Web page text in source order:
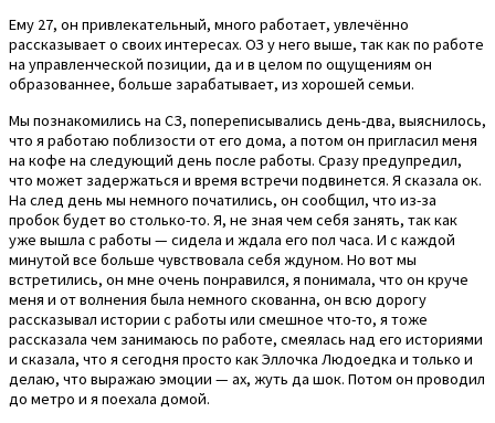
Ему 27, он привлекательный, много работает, увлечённо
рассказывает о своих интересах. ОЗ у него выше, так как по работе
на управленческой позиции, да и в целом по ощущениям он
образованнее, больше зарабатывает, из хорошей семьи.
Мы познакомились на СЗ, попереписывались день-два, выяснилось,
что я работаю поблизости от его дома, а потом он пригласил меня
на кофе на следующий день после работы. Сразу предупредил,
что может задержаться и время встречи подвинется. Я сказала ок.
На след день мы немного початились, он сообщил, что из-за
пробок будет во столько-то. Я, не зная чем себя занять, так как
уже вышла с работы — сидела и ждала его пол часа. И с каждой
минутой все больше чувствовала себя ждуном. Но вот мы
встретились, он мне очень понравился, я понимала, что он круче
меня и от волнения была немного скованна, он всю дорогу
рассказывал истории с работы или смешное что-то, я тоже
рассказала чем занимаюсь по работе, смеялась над его историями
и сказала, что я сегодня просто как Эллочка Людоедка и только и
делаю, что выражаю эмоции — ах, жуть да шок. Потом он проводил
до метро и я поехала домой.